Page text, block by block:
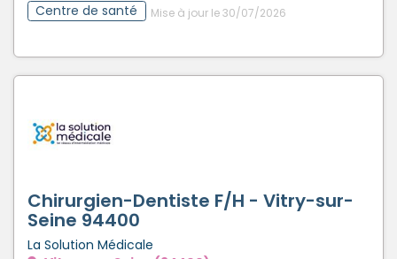
Centre de santé
Mise à jour le 30/07/2026
Chirurgien-Dentiste F/H - Vitry-sur-
Seine 94400
La Solution Médicale